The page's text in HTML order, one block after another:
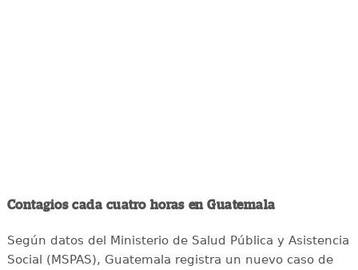
Contagios cada cuatro horas en Guatemala
Según datos del Ministerio de Salud Pública y Asistencia
Social (MSPAS), Guatemala registra un nuevo caso de